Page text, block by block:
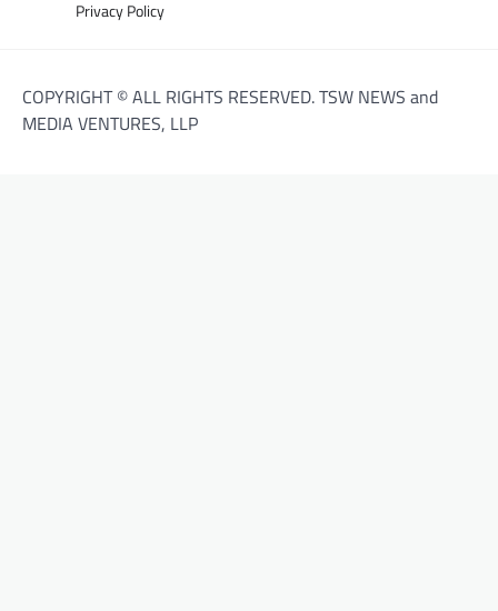
Privacy Policy
COPYRIGHT © ALL RIGHTS RESERVED. TSW NEWS and
MEDIA VENTURES, LLP